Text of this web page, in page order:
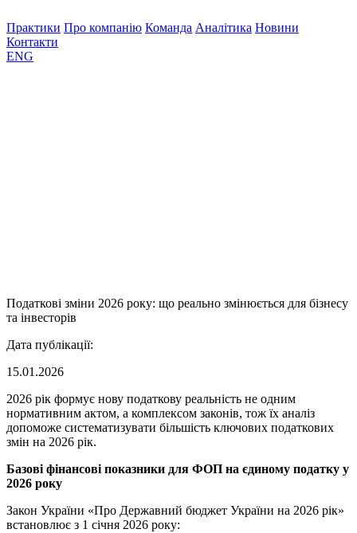
Практики Про компанію Команда Аналітика Новини
Контакти
ENG
Податкові зміни 2026 року: що реально змінюється для бізнесу
та інвесторів
Дата публікації:
15.01.2026
2026 рік формує нову податкову реальність не одним
нормативним актом, а комплексом законів, тож їх аналіз
допоможе систематизувати більшість ключових податкових
змін на 2026 рік.
Базові фінансові показники для ФОП на єдиному податку у
2026 року
Закон України «Про Державний бюджет України на 2026 рік»
встановлює з 1 січня 2026 року: